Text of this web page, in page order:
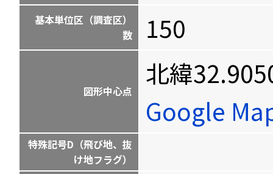
基本単位区（調査区）
数
150
図形中心点
北緯
Google
特殊記号D（飛び地、抜
け地フラグ）